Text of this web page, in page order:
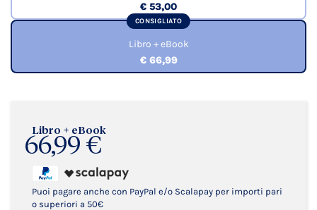
Libro + eBook
66,99 €
Puoi pagare anche con PayPal e/o Scalapay per importi pari
o superiori a 50€
€ 53,00
CONSIGLIATO
Libro + eBook
€ 66,99